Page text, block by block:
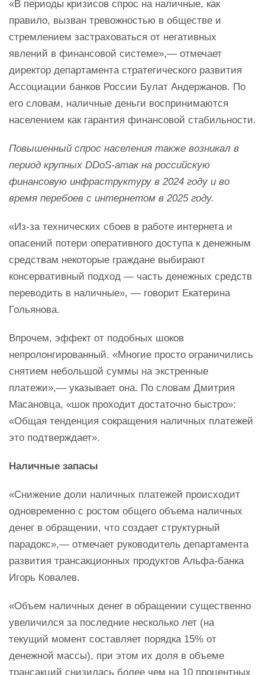
«В периоды кризисов спрос на наличные, как
правило, вызван тревожностью в обществе и
стремлением застраховаться от негативных
явлений в финансовой системе»,— отмечает
директор департамента стратегического развития
Ассоциации банков России Булат Андержанов. По
его словам, наличные деньги воспринимаются
населением как гарантия финансовой стабильности.
Повышенный спрос населения также возникал в
период крупных DDoS-атак на российскую
финансовую инфраструктуру в 2024 году и во
время перебоев с интернетом в 2025 году.
«Из-за технических сбоев в работе интернета и
опасений потери оперативного доступа к денежным
средствам некоторые граждане выбирают
консервативный подход — часть денежных средств
переводить в наличные», — говорит Екатерина
Гольянова.
Впрочем, эффект от подобных шоков
непролонгированный. «Многие просто ограничились
снятием небольшой суммы на экстренные
платежи»,— указывает она. По словам Дмитрия
Масановца, «шок проходит достаточно быстро»:
«Общая тенденция сокращения наличных платежей
это подтверждает».
Наличные запасы
«Снижение доли наличных платежей происходит
одновременно с ростом общего объема наличных
денег в обращении, что создает структурный
парадокс»,— отмечает руководитель департамента
развития транcакционных продуктов Альфа-банка
Игорь Ковалев.
«Объем наличных денег в обращении существенно
увеличился за последние несколько лет (на
текущий момент составляет порядка 15% от
денежной массы), при этом их доля в объеме
транcакций снизилась более чем на 10 процентных